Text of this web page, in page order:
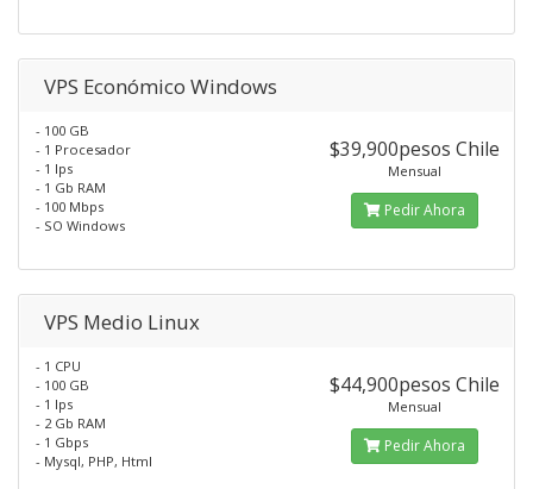
VPS Económico Windows
- 100 GB
- 1 Procesador
- 1 Ips
- 1 Gb RAM
- 100 Mbps
- SO Windows
$39,900pesos Chile
Mensual
Pedir Ahora
VPS Medio Linux
- 1 CPU
- 100 GB
- 1 Ips
- 2 Gb RAM
- 1 Gbps
- Mysql, PHP, Html
$44,900pesos Chile
Mensual
Pedir Ahora